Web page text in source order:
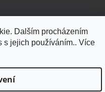
Dalším procházením
s jejich používáním.. Více
práva vyhrazena.